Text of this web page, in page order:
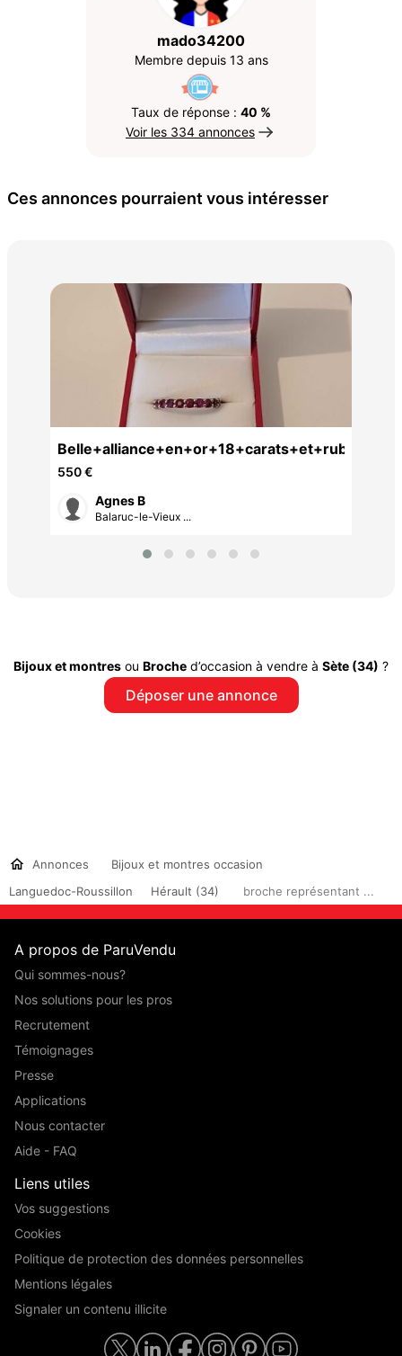
mado34200
Membre depuis 13 ans
Taux de réponse : 40 %
Voir les 334 annonces
Ces annonces pourraient vous intéresser
Belle+alliance+en+or+18+carats+et+rubis
550 €
Agnes B
Balaruc-le-Vieux ...
Bijoux et montres ou Broche d’occasion à vendre à Sète (34) ?
Déposer une annonce
Annonces
Bijoux et montres occasion
Languedoc-Roussillon
Hérault (34) broche représentant ...
A propos de ParuVendu
Qui sommes-nous?
Nos solutions pour les pros
Recrutement
Témoignages
Presse
Applications
Nous contacter
Aide - FAQ
Liens utiles
Vos suggestions
Cookies
Politique de protection des données personnelles
Mentions légales
Signaler un contenu illicite